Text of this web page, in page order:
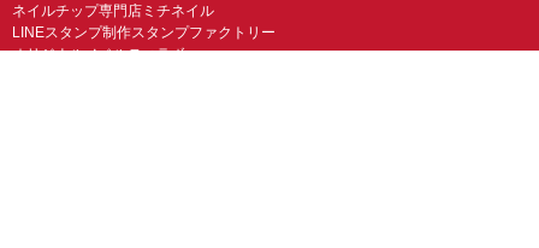
ネイルチップ専門店ミチネイル
LINEスタンプ制作スタンプファクトリー
オリジナルノベルティラボ